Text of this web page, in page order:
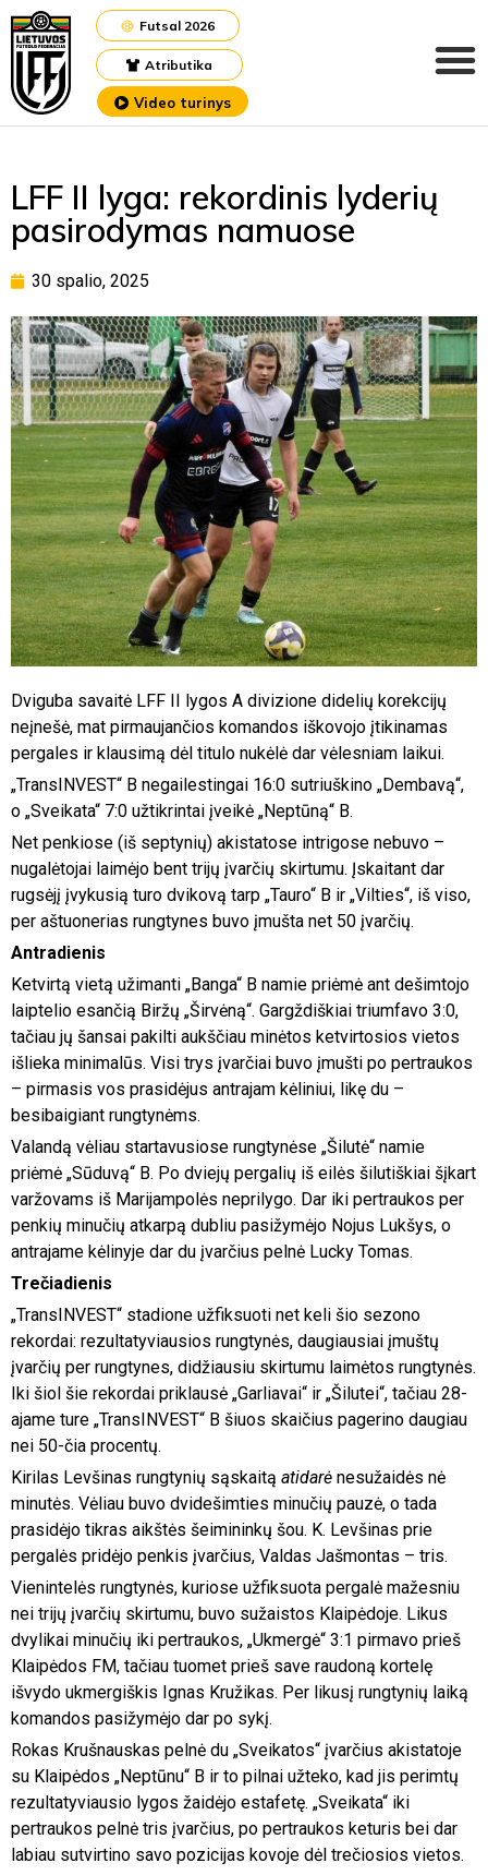
Atributika
Futsal 2026
Video turinys
LFF II lyga: rekordinis lyderių
pasirodymas namuose
30 spalio, 2025
Dviguba savaitė LFF II lygos A divizione didelių korekcijų
neįnešė, mat pirmaujančios komandos iškovojo įtikinamas
pergales ir klausimą dėl titulo nukėlė dar vėlesniam laikui.
„TransINVEST“ B negailestingai 16:0 sutriuškino „Dembavą“,
o „Sveikata“ 7:0 užtikrintai įveikė „Neptūną“ B.
Net penkiose (iš septynių) akistatose intrigose nebuvo –
nugalėtojai laimėjo bent trijų įvarčių skirtumu. Įskaitant dar
rugsėjį įvykusią turo dvikovą tarp „Tauro“ B ir „Vilties“, iš viso,
per aštuonerias rungtynes buvo įmušta net 50 įvarčių.
Antradienis
Ketvirtą vietą užimanti „Banga“ B namie priėmė ant dešimtojo
laiptelio esančią Biržų „Širvėną“. Gargždiškiai triumfavo 3:0,
tačiau jų šansai pakilti aukščiau minėtos ketvirtosios vietos
išlieka minimalūs. Visi trys įvarčiai buvo įmušti po pertraukos
– pirmasis vos prasidėjus antrajam kėliniui, likę du –
besibaigiant rungtynėms.
Valandą vėliau startavusiose rungtynėse „Šilutė“ namie
priėmė „Sūduvą“ B. Po dviejų pergalių iš eilės šilutiškiai šįkart
varžovams iš Marijampolės neprilygo. Dar iki pertraukos per
penkių minučių atkarpą dubliu pasižymėjo Nojus Lukšys, o
antrajame kėlinyje dar du įvarčius pelnė Lucky Tomas.
Trečiadienis
„TransINVEST“ stadione užfiksuoti net keli šio sezono
rekordai: rezultatyviausios rungtynės, daugiausiai įmuštų
įvarčių per rungtynes, didžiausiu skirtumu laimėtos rungtynės.
Iki šiol šie rekordai priklausė „Garliavai“ ir „Šilutei“, tačiau 28-
ajame ture „TransINVEST“ B šiuos skaičius pagerino daugiau
nei 50-čia procentų.
Kirilas Levšinas rungtynių sąskaitą atidarė nesužaidės nė
minutės. Vėliau buvo dvidešimties minučių pauzė, o tada
prasidėjo tikras aikštės šeimininkų šou. K. Levšinas prie
pergalės pridėjo penkis įvarčius, Valdas Jašmontas – tris.
Vienintelės rungtynės, kuriose užfiksuota pergalė mažesniu
nei trijų įvarčių skirtumu, buvo sužaistos Klaipėdoje. Likus
dvylikai minučių iki pertraukos, „Ukmergė“ 3:1 pirmavo prieš
Klaipėdos FM, tačiau tuomet prieš save raudoną kortelę
išvydo ukmergiškis Ignas Kružikas. Per likusį rungtynių laiką
komandos pasižymėjo dar po sykį.
Rokas Krušnauskas pelnė du „Sveikatos“ įvarčius akistatoje
su Klaipėdos „Neptūnu“ B ir to pilnai užteko, kad jis perimtų
rezultatyviausio lygos žaidėjo estafetę. „Sveikata“ iki
pertraukos pelnė tris įvarčius, po pertraukos keturis bei dar
labiau sutvirtino savo pozicijas kovoje dėl trečiosios vietos.